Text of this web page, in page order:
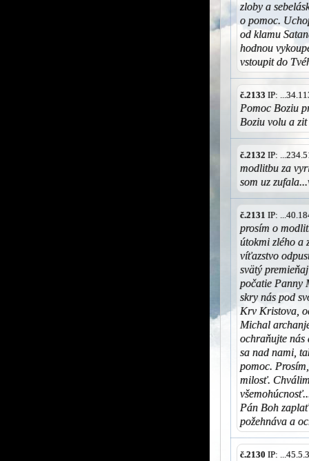
zloby a
o pomoc.
od klamu
hodnou
vstoupit do
č.2133 IP:
Pomoc Boziu
Boziu volu a
č.2132 IP:
modlitbu za
som uz
č.2131 IP:
prosím o
útokmi zlého a
víťazstvo
svätý
počatie Panny
skry nás pod
Krv Kristova,
Michal
ochraňujte nás
sa nad nami,
pomoc.
milosť.
Pán Boh
požehnáva a
č.2130 IP: